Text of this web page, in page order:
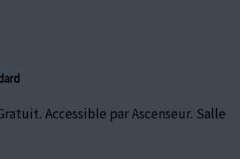
Accessible par Ascenseur. Salle